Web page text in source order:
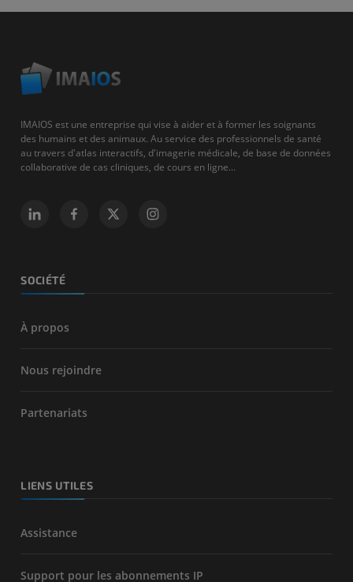
IMAIOS est une entreprise qui vise à aider et à former les soignants
des humains et des animaux. Au service des professionnels de santé
au travers d'atlas interactifs, d'imagerie médicale, de base de données
collaborative de cas cliniques, de cours en ligne...
SOCIÉTÉ
À propos
Nous rejoindre
Partenariats
LIENS UTILES
Assistance
Support pour les abonnements IP